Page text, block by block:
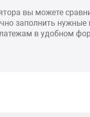
вы можете
заполнить
в удобном